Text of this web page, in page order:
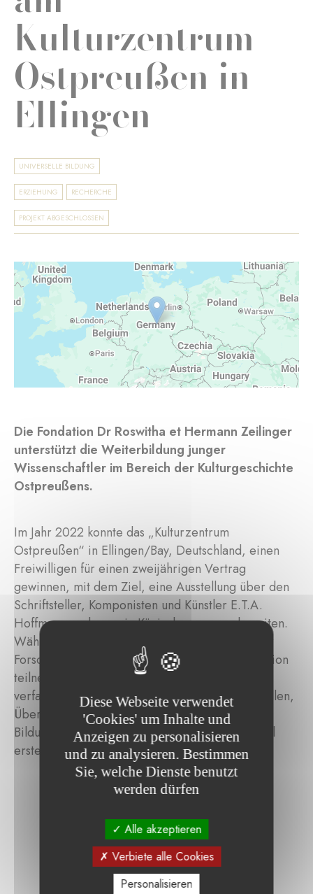
Kulturzentrum
Ostpreußen in
Ellingen
UNIVERSELLE BILDUNG
ERZIEHUNG RECHERCHE
PROJEKT ABGESCHLOSSEN
Die Fondation Dr Roswitha et Hermann Zeilinger
unterstützt die Weiterbildung junger
Wissenschaftler im Bereich der Kulturgeschichte
Ostpreußens.
Im Jahr 2022 konnte das „Kulturzentrum
Ostpreußen“ in Ellingen/Bay, Deutschland, einen
Freiwilligen für einen zweijährigen Vertrag
gewinnen, mit dem Ziel, eine Ausstellung über den
Schriftsteller, Komponisten und Künstler E.T.A.
Hoffmann, geboren in Königsberg, vorzubereiten.
Während seiner zweijährigen Tätigkeit wird der
Forscher nicht nur an den Aktivitäten der Institution
teilnehmen, sondern auch die Ausstellungstexte
verfassen, fotografisches Material zusammenstellen,
Überlegungen zu einem begleitenden
Bildungsprogramm anstellen und Werbematerial
erstellen.
Diese Webseite verwendet
'Cookies' um Inhalte und
Anzeigen zu personalisieren
und zu analysieren. Bestimmen
Sie, welche Dienste benutzt
werden dürfen
Alle akzeptieren
Verbiete alle Cookies
Personalisieren